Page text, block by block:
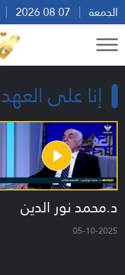
الجمعة
إنا على
د.محمد نور الدين
05-10-2025